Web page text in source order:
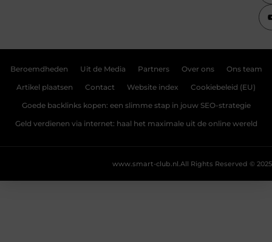
Beroemdheden Uit de Media Partners Over ons Ons team
Artikel plaatsen Contact Website index Cookiebeleid (EU)
Goede backlinks kopen: een slimme stap in jouw SEO-strategie
Geld verdienen via internet: haal het maximale uit de online wereld
All Rights Reserved © 2025
www.smart-club.nl.